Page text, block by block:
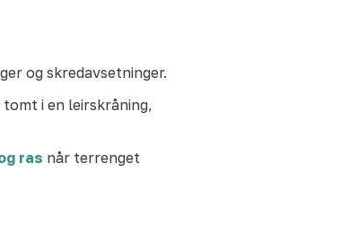
og skredavsetninger.
i en leirskråning,
ras når terrenget